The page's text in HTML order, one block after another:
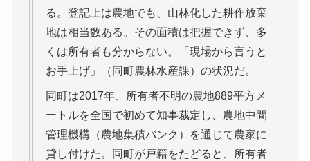
る。登記上は農地でも、山林化した耕作放棄
地は相当数ある。その面積は把握できず、多
くは所有者も分からない。「現場から言うと
お手上げ」（同町農林水産課）の状況だ。
同町は2017年、所有者不明の農地889平方メ
ートルを全国で初めて知事裁定し、農地中間
管理機構（農地集積バンク）を通じて農家に
貸し付けた。同町が戸籍をたどると、所有者